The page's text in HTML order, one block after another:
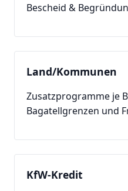
Bescheid &
Land/Kommunen
Zusatzprogramme je
Bagatellgrenzen und
KfW-Kredit